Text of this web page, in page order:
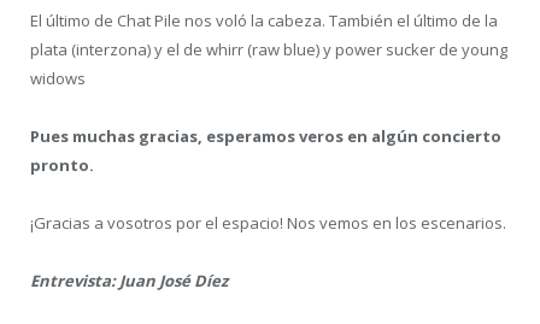
El último de Chat Pile nos voló la cabeza. También el último de la
plata (interzona) y el de whirr (raw blue) y power sucker de young
widows
Pues muchas gracias, esperamos veros en algún concierto
pronto.
¡Gracias a vosotros por el espacio! Nos vemos en los escenarios.
Entrevista: Juan José Díez